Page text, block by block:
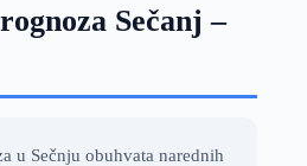
Sečanj –
u Sečnju obuhvata narednih